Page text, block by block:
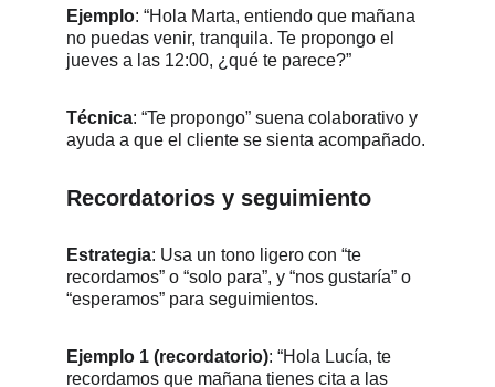
Ejemplo: “Hola Marta, entiendo que mañana
no puedas venir, tranquila. Te propongo el
jueves a las 12:00, ¿qué te parece?”
Técnica: “Te propongo” suena colaborativo y
ayuda a que el cliente se sienta acompañado.
Recordatorios y seguimiento
Estrategia: Usa un tono ligero con “te
recordamos” o “solo para”, y “nos gustaría” o
“esperamos” para seguimientos.
Ejemplo 1 (recordatorio): “Hola Lucía, te
recordamos que mañana tienes cita a las